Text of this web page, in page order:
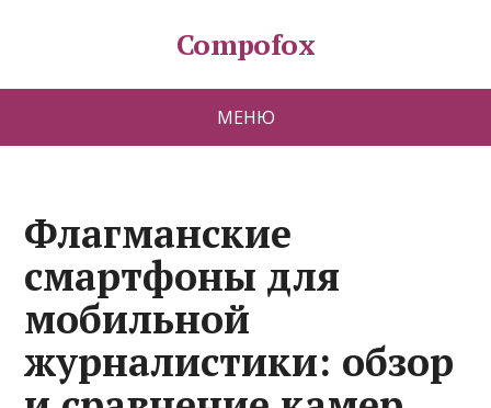
Compofox
МЕНЮ
Флагманские
смартфоны для
мобильной
журналистики: обзор